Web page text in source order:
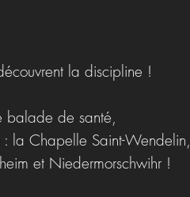
la discipline !
balade de santé,
la Chapelle Saint-Wendelin,
et Niedermorschwihr !